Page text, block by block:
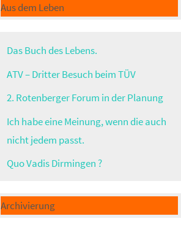
Aus dem Leben
Das Buch des Lebens.
ATV – Dritter Besuch beim TÜV
2. Rotenberger Forum in der Planung
Ich habe eine Meinung, wenn die auch
nicht jedem passt.
Quo Vadis Dirmingen ?
Archivierung